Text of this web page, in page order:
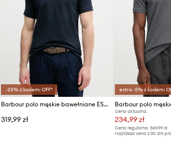
-25% z kodem: OFF*
Barbour polo męskie bawełniane ESSENTIALS
319,99 zł
extra -5% z kodem:
Barbour polo
Cena aktualna:
234,99 zł
Cena regularna:369,99 zł
Najniższa cena z 30 dni